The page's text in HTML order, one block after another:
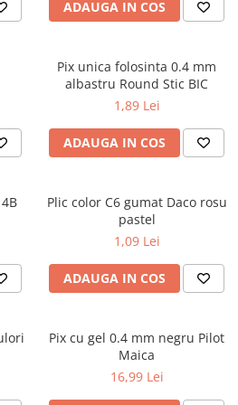
ADAUGA IN COS
Pix unica folosinta 0.4 mm
albastru Round Stic BIC
1,89 Lei
ADAUGA IN COS
Plic color C6 gumat Daco rosu
pastel
1,09 Lei
ADAUGA IN COS
Pix cu gel 0.4 mm negru Pilot
Maica
16,99 Lei